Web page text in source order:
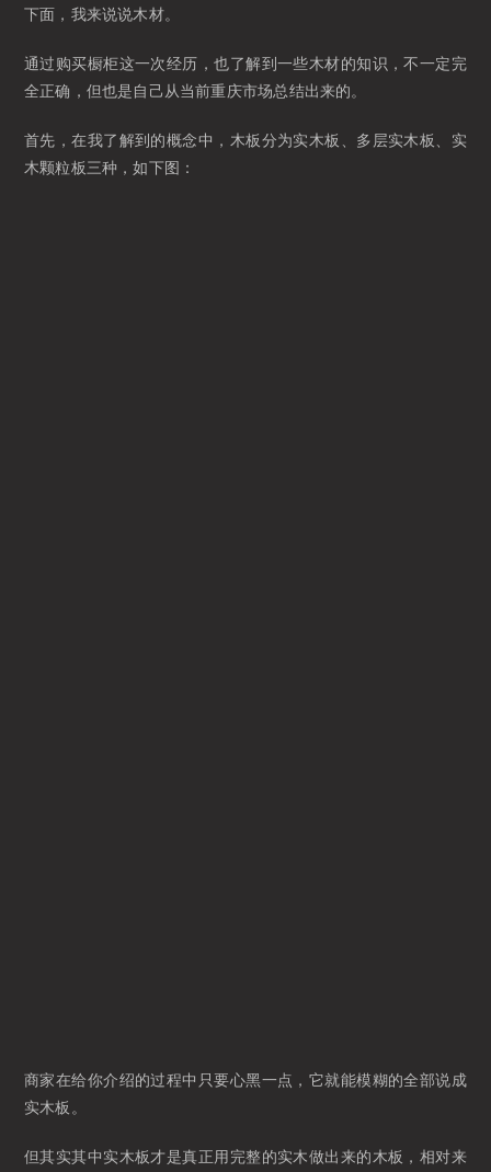
下面，我来说说木材。
通过购买橱柜这一次经历，也了解到一些木材的知识，不一定完
全正确，但也是自己从当前重庆市场总结出来的。
首先，在我了解到的概念中，木板分为实木板、多层实木板、实
木颗粒板三种，如下图：
商家在给你介绍的过程中只要心黑一点，它就能模糊的全部说成
实木板。
但其实其中实木板才是真正用完整的实木做出来的木板，相对来